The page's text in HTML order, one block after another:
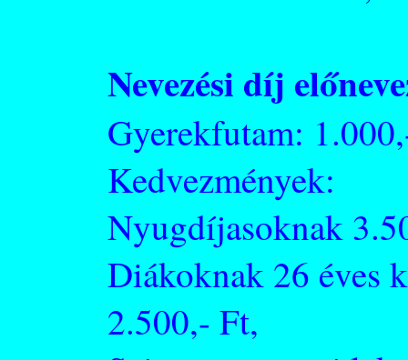
Nevezési díj
Gyerekfutam:
Kedvezmények:
Nyugdíjasoknak
Diákoknak 26 éves
2.500,- Ft,